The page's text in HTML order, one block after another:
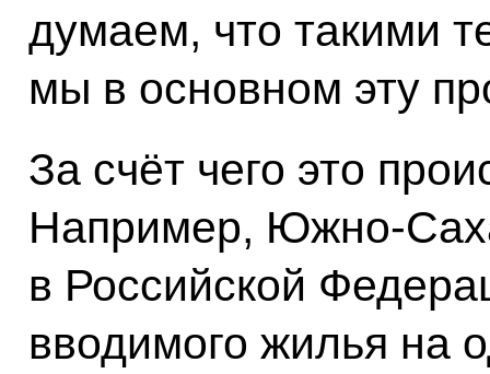
думаем, что такими
мы в основном эту
За счёт чего это
Например, Южно-
в Российской
вводимого жилья на